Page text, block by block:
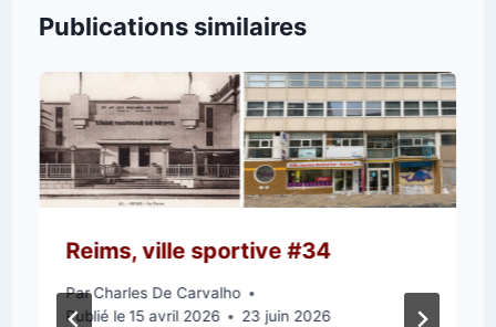
Publications similaires
Reims, ville sportive #34
Par Charles De Carvalho
Publié le 15 avril 2026 23 juin 2026